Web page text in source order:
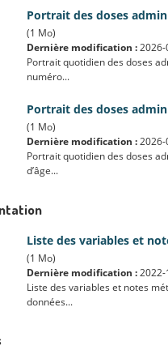
Portrait des doses
(1 Mo)
Dernière modification :
Portrait quotidien des doses
numéro...
Portrait des doses
(1 Mo)
Dernière modification :
Portrait quotidien des doses
d’âge...
Liste des variables et
(1 Mo)
Dernière modification :
Liste des variables et notes
données...